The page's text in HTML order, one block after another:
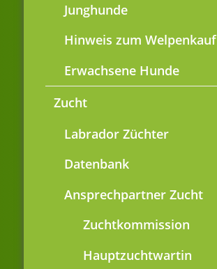
Junghunde
Hinweis zum Welpenkauf
Erwachsene Hunde
Zucht
Labrador Züchter
Datenbank
Ansprechpartner Zucht
Zuchtkommission
Hauptzuchtwartin